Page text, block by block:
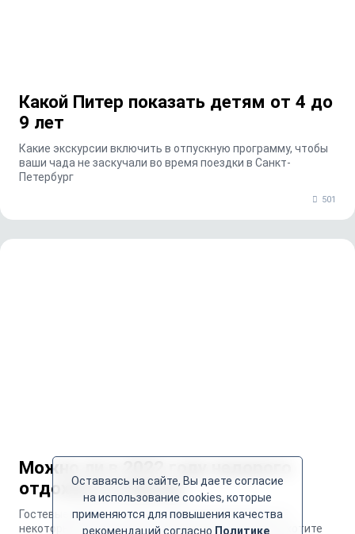
Какой Питер показать детям от 4 до
9 лет
Какие экскурсии включить в отпускную программу, чтобы
ваши чада не заскучали во время поездки в Санкт-
Петербург
501
Можно ли в 2022 году недорого
отдохнуть в Крыму
Гостевые дома на полуострове не подорожали, а в
некоторых случаях даже подешевели. Но если вы хотите
Оставаясь на сайте, Вы даете согласие
на использование cookies, которые
применяются для повышения качества
рекомендаций согласно Политике